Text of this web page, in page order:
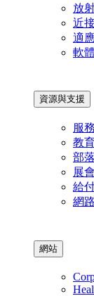
放
近
適
軟體
資源與支援
服務
教
部
展
給
網
網站